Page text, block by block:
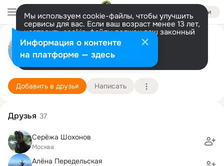
Войти
Мы используем cookie-файлы, чтобы улучшить
сервисы для вас. Если ваш возраст менее 13 лет,
настроить cookie-файлы должен ваш законный
представитель. Больше информации
Разрешить все Настроить
Анна Жукова (Рапетова)
Москва 18 мая (38 лет)
Подробнее
Добавить в друзья Написать
Друзья 37
Серёжа Шохонов
Москва
Алёна Передельская
Информация о контенте
на платформе — здесь